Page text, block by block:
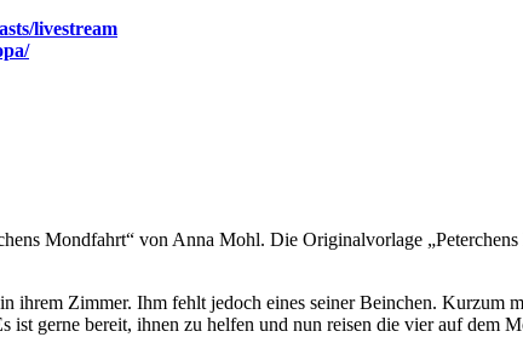
livestream
Mondfahrt“ von Anna Mohl. Die Originalvorlage
ihrem Zimmer. Ihm fehlt jedoch eines seiner Beinchen. Kurzum
gerne bereit, ihnen zu helfen und nun reisen die vier auf dem